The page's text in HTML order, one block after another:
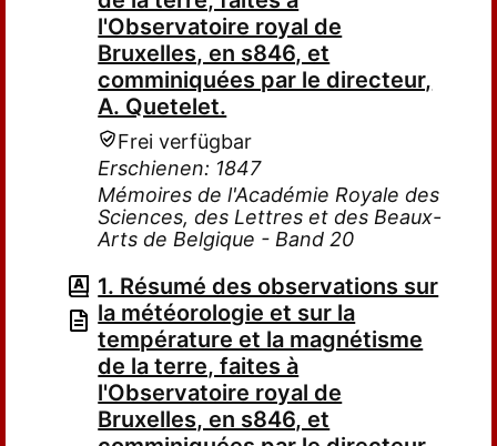
l'Observatoire royal de
Bruxelles, en s846, et
comminiquées par le directeur,
A. Quetelet.
Frei verfügbar
Erschienen: 1847
Mémoires de l'Académie Royale des
Sciences, des Lettres et des Beaux-
Arts de Belgique - Band 20
1. Résumé des observations sur
la météorologie et sur la
température et la magnétisme
de la terre, faites à
l'Observatoire royal de
Bruxelles, en s846, et